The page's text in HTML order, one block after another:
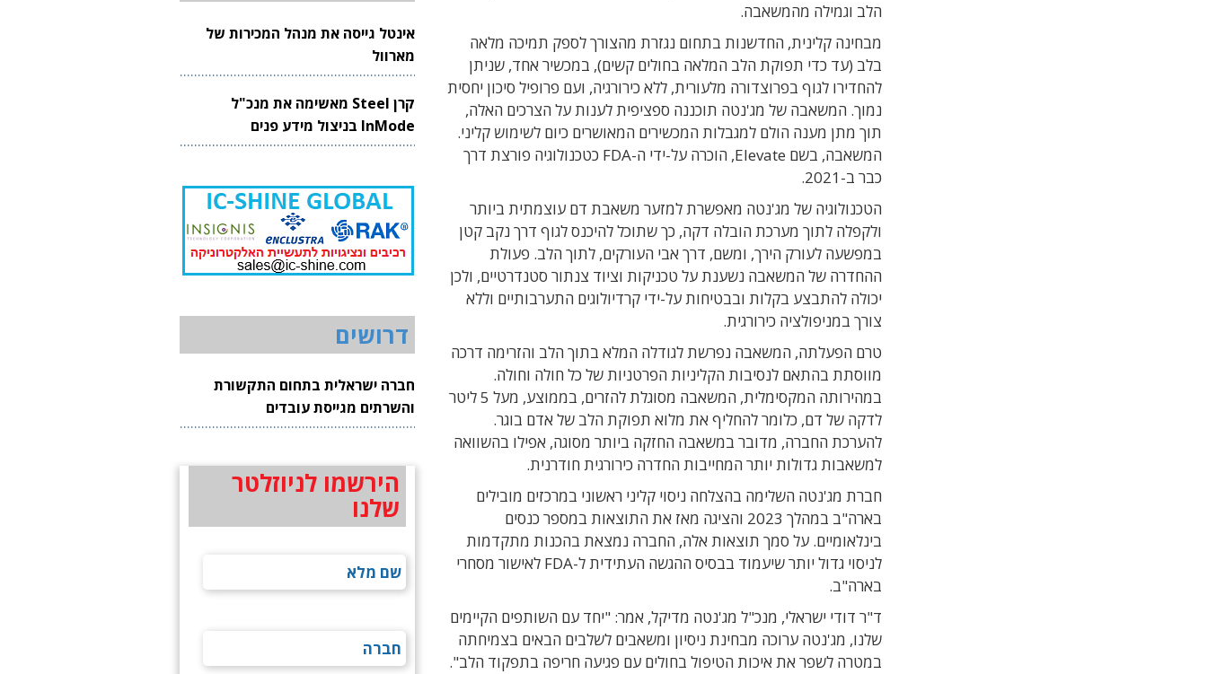
הלב וגמילה מהמשאבה.
מבחינה קלינית, החדשנות בתחום נגזרת מהצורך לספק תמיכה מלאה
בלב (עד כדי תפוקת הלב המלאה בחולים קשים), במכשיר אחד, שניתן
להחדירו לגוף בפרוצדורה מלעורית, ללא כירורגיה, ועם פרופיל סיכון יחסית
נמוך. המשאבה של מג'נטה תוכננה ספציפית לענות על הצרכים האלה,
תוך מתן מענה הולם למגבלות המכשירים המאושרים כיום לשימוש קליני.
המשאבה, בשם Elevate, הוכרה על-ידי ה-FDA כטכנולוגיה פורצת דרך
כבר ב-2021.
הטכנולוגיה של מג'נטה מאפשרת למזער משאבת דם עוצמתית ביותר
ולקפלה לתוך מערכת הובלה דקה, כך שתוכל להיכנס לגוף דרך נקב קטן
במפשעה לעורק הירך, ומשם, דרך אבי העורקים, לתוך הלב. פעולת
ההחדרה של המשאבה נשענת על טכניקות וציוד צנתור סטנדרטיים, ולכן
יכולה להתבצע בקלות ובבטיחות על-ידי קרדיולוגים התערבותיים וללא
צורך במניפולציה כירורגית.
טרם הפעלתה, המשאבה נפרשת לגודלה המלא בתוך הלב והזרימה דרכה
מווסתת בהתאם לנסיבות הקליניות הפרטניות של כל חולה וחולה.
במהירותה המקסימלית, המשאבה מסוגלת להזרים, בממוצע, מעל 5 ליטר
לדקה של דם, כלומר להחליף את מלוא תפוקת הלב של אדם בוגר.
להערכת החברה, מדובר במשאבה החזקה ביותר מסוגה, אפילו בהשוואה
למשאבות גדולות יותר המחייבות החדרה כירורגית חודרנית.
חברת מג'נטה השלימה בהצלחה ניסוי קליני ראשוני במרכזים מובילים
בארה"ב במהלך 2023 והציגה מאז את התוצאות במספר כנסים
בינלאומיים. על סמך תוצאות אלה, החברה נמצאת בהכנות מתקדמות
לניסוי גדול יותר שיעמוד בבסיס ההגשה העתידית ל-FDA לאישור מסחרי
בארה"ב.
ד"ר דודי ישראלי, מנכ"ל מג'נטה מדיקל, אמר: "יחד עם השותפים הקיימים
שלנו, מג'נטה ערוכה מבחינת ניסיון ומשאבים לשלבים הבאים בצמיחתה
במטרה לשפר את איכות הטיפול בחולים עם פגיעה חריפה בתפקוד הלב".
אינטל גייסה את מנהל המכירות של
מארוול
קרן Steel מאשימה את מנכ"ל
InMode בניצול מידע פנים
דרושים
חברה ישראלית בתחום התקשורת
והשרתים מגייסת עובדים
הירשמו לניוזלטר
שלנו